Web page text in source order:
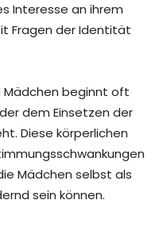
Interesse an ihrem
Fragen der Identität
Mädchen beginnt oft
dem Einsetzen der
Diese körperlichen
Mädchen selbst als
sein können.